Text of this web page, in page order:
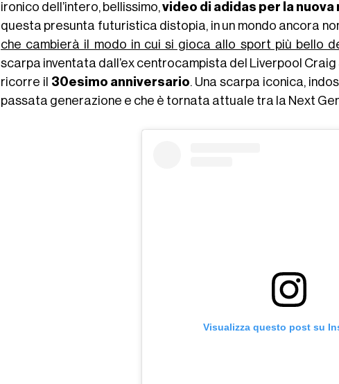
ironico dell’intero, bellissimo,video di adidas per la
questa presunta futuristica distopia, in un mondo ancora
che cambierà il modo in cui si gioca allo sport più bello
scarpa inventata dall’ex centrocampista del Liverpool Craig
ricorre il 30esimo anniversario. Una scarpa iconica,
passata generazione e che è tornata attuale tra la Next
Visualizza questo post su